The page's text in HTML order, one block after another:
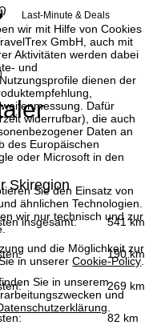
wir mit Hilfe von Cookies
GmbH, auch mit
Aktivitäten werden dabei
und
dienen der
Dafür
widerrufbar), die auch
Daten an
des Europäischen
oder Microsoft in den
Sie den Einsatz von
ähnlichen Technologien.
wir nur technisch und zur
und die Möglichkeit zur
in unsererCookie-Policy.
Sie in unserem
und
Last-Minute & Deals
Skiregion
insgesamt: 541 km
190 km
269 km
82 km